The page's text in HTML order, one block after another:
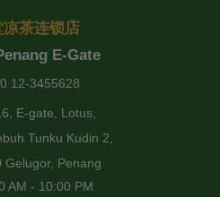
茶连锁店
E-Gate
12-3455628
E-gate, Lotus,
Tunku Kudin 2,
Gelugor, Penang
AM - 10:00 PM